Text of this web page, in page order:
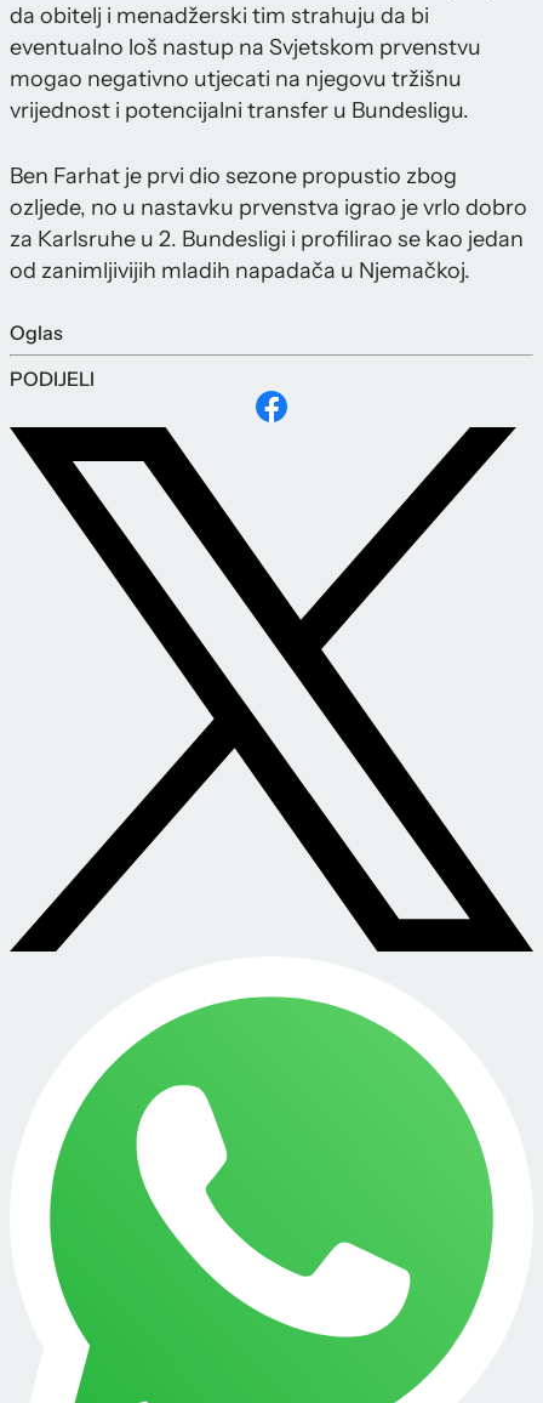
da obitelj i menadžerski tim strahuju da bi
eventualno loš nastup na Svjetskom prvenstvu
mogao negativno utjecati na njegovu tržišnu
vrijednost i potencijalni transfer u Bundesligu.
Ben Farhat je prvi dio sezone propustio zbog
ozljede, no u nastavku prvenstva igrao je vrlo dobro
za Karlsruhe u 2. Bundesligi i profilirao se kao jedan
od zanimljivijih mladih napadača u Njemačkoj.
Oglas
PODIJELI